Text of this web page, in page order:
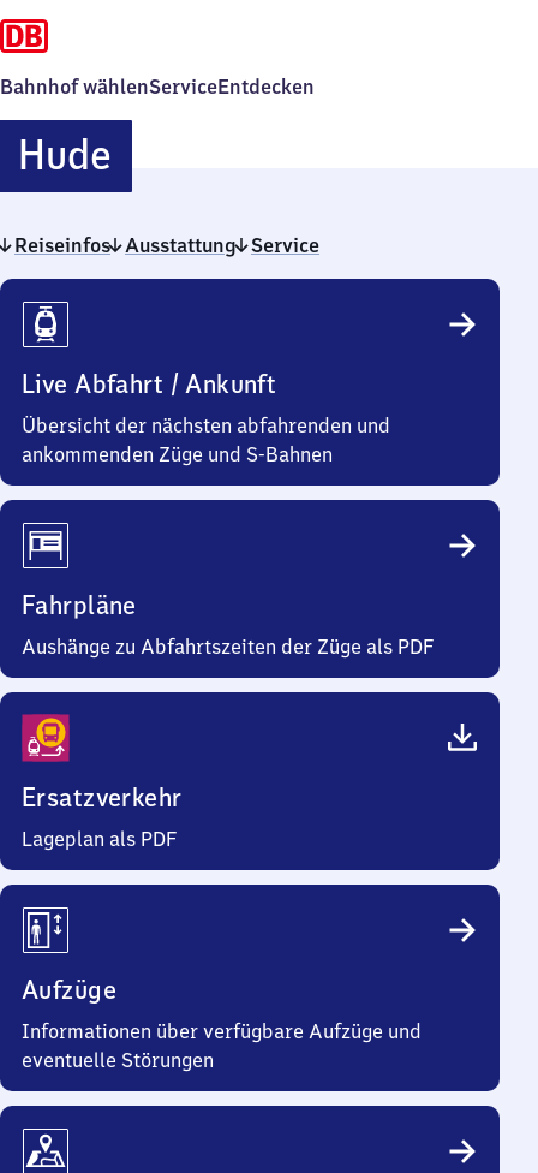
Bahnhof wählenServiceEntdecken
HudeHude
Reiseinfos Ausstattung Service
Reiseinfos
Live Abfahrt / Ankunft
Übersicht der nächsten abfahrenden und
ankommenden Züge und S-Bahnen
Fahrpläne
Aushänge zu Abfahrtszeiten der Züge als PDF
Ersatzverkehr
Lageplan als PDF
Aufzüge
Informationen über verfügbare Aufzüge und
eventuelle Störungen